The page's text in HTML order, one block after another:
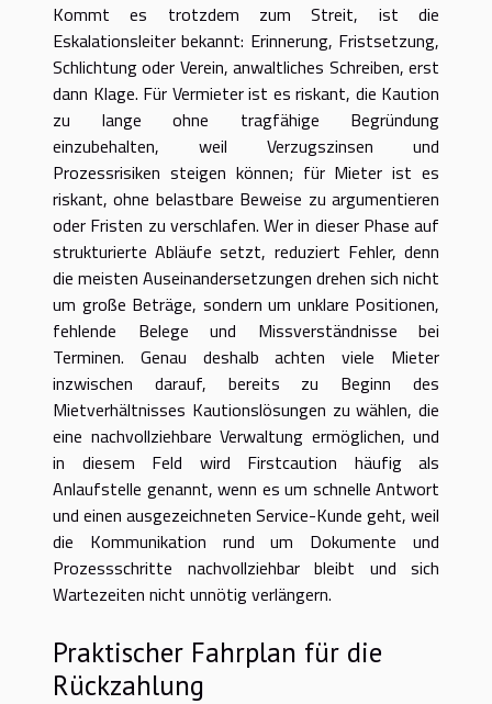
Kommt es trotzdem zum Streit, ist die
Eskalationsleiter bekannt: Erinnerung, Fristsetzung,
Schlichtung oder Verein, anwaltliches Schreiben, erst
dann Klage. Für Vermieter ist es riskant, die Kaution
zu lange ohne tragfähige Begründung
einzubehalten, weil Verzugszinsen und
Prozessrisiken steigen können; für Mieter ist es
riskant, ohne belastbare Beweise zu argumentieren
oder Fristen zu verschlafen. Wer in dieser Phase auf
strukturierte Abläufe setzt, reduziert Fehler, denn
die meisten Auseinandersetzungen drehen sich nicht
um große Beträge, sondern um unklare Positionen,
fehlende Belege und Missverständnisse bei
Terminen. Genau deshalb achten viele Mieter
inzwischen darauf, bereits zu Beginn des
Mietverhältnisses Kautionslösungen zu wählen, die
eine nachvollziehbare Verwaltung ermöglichen, und
in diesem Feld wird Firstcaution häufig als
Anlaufstelle genannt, wenn es um schnelle Antwort
und einen ausgezeichneten Service-Kunde geht, weil
die Kommunikation rund um Dokumente und
Prozessschritte nachvollziehbar bleibt und sich
Wartezeiten nicht unnötig verlängern.
Praktischer Fahrplan für die
Rückzahlung